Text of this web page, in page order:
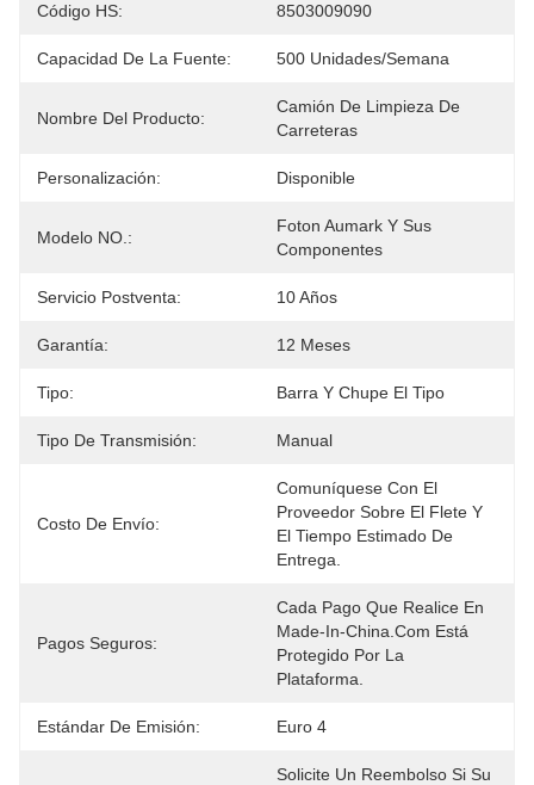
Código HS: 8503009090
Capacidad De La Fuente: 500 Unidades/semana
Nombre Del Producto:
Camión De Limpieza De
Carreteras
Personalización: Disponible
Modelo NO.:
Foton Aumark Y Sus
Componentes
Servicio Postventa: 10 Años
Garantía: 12 Meses
Tipo: Barra Y Chupe El Tipo
Tipo De Transmisión: Manual
Costo De Envío:
Comuníquese Con El
Proveedor Sobre El Flete Y
El Tiempo Estimado De
Entrega.
Pagos Seguros:
Cada Pago Que Realice En
Made-In-China.com Está
Protegido Por La
Plataforma.
Estándar De Emisión: Euro 4
Solicite Un Reembolso Si Su